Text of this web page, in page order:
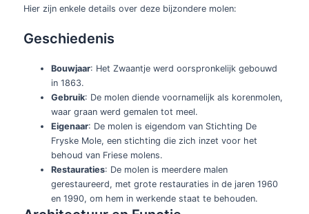
Hier zijn enkele details over deze bijzondere molen:
Geschiedenis
Bouwjaar: Het Zwaantje werd oorspronkelijk gebouwd
in 1863.
Gebruik: De molen diende voornamelijk als korenmolen,
waar graan werd gemalen tot meel.
Eigenaar: De molen is eigendom van Stichting De
Fryske Mole, een stichting die zich inzet voor het
behoud van Friese molens.
Restauraties: De molen is meerdere malen
gerestaureerd, met grote restauraties in de jaren 1960
en 1990, om hem in werkende staat te behouden.